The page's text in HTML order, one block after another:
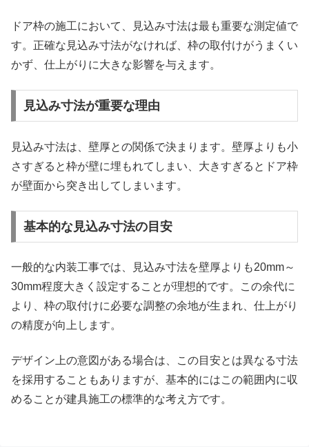
ドア枠の施工において、見込み寸法は最も重要な測定値で
す。正確な見込み寸法がなければ、枠の取付けがうまくい
かず、仕上がりに大きな影響を与えます。
見込み寸法が重要な理由
見込み寸法は、壁厚との関係で決まります。壁厚よりも小
さすぎると枠が壁に埋もれてしまい、大きすぎるとドア枠
が壁面から突き出してしまいます。
基本的な見込み寸法の目安
一般的な内装工事では、見込み寸法を壁厚よりも20mm～
30mm程度大きく設定することが理想的です。この余代に
より、枠の取付けに必要な調整の余地が生まれ、仕上がり
の精度が向上します。
デザイン上の意図がある場合は、この目安とは異なる寸法
を採用することもありますが、基本的にはこの範囲内に収
めることが建具施工の標準的な考え方です。